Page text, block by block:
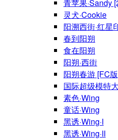
青苹果·Sandy
灵犬·Cookie
阳溯西街·红星
春到阳朔
食在阳朔
阳朔·西街
阳朔春游 [FC
国际超级模特
素色·Wing
童话·Wing
黑诱·Wing·I
黑诱·Wing·II